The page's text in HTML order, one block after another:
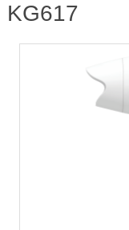
KG617